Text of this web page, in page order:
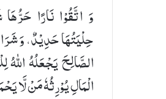
وَ اتَّقُوْا نَارًا
حِلْیَتُهَا حَدِیْدٌ، وَ
الصَّالِحَ یَجْعَلُهُ
الْمَالِ یُوْرِثُهٗ مَنْ لَّا